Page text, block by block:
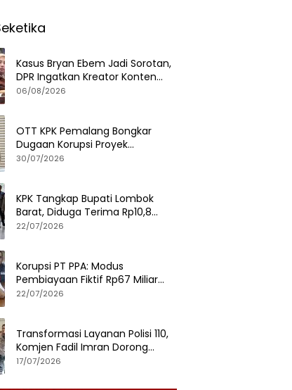
Kasus Bryan Ebem Jadi Sorotan,
DPR Ingatkan Kreator Konten
Soal Privasi dan UU PDP
06/08/2026
OTT KPK Pemalang Bongkar
Dugaan Korupsi Proyek
Pemerintah, Ini Fakta
30/07/2026
KPK Tangkap Bupati Lombok
Barat, Diduga Terima Rp10,8
Miliar dan Gratifikasi Alphard
22/07/2026
Korupsi PT PPA: Modus
Pembiayaan Fiktif Rp67 Miliar
Terbongkar, Negara Rugi Rp38,8
22/07/2026
Transformasi Layanan Polisi 110,
Komjen Fadil Imran Dorong
Respons Cepat dan Terintegrasi
17/07/2026